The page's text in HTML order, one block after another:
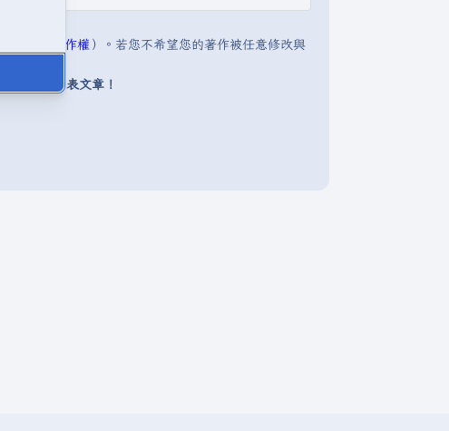
說明:著作權 ）。若您不希望您的著作被任意修改與
的情況下發表文章！